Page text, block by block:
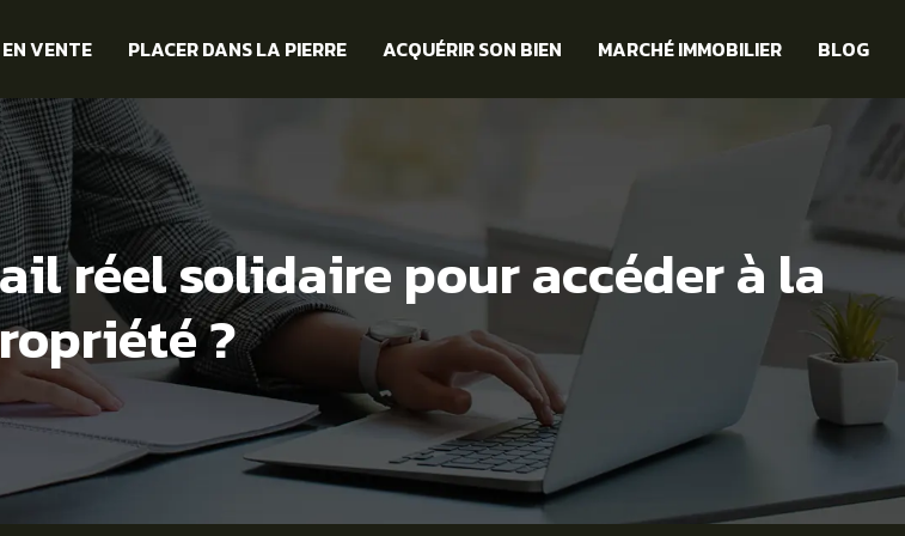
VENTE PLACER DANS LA PIERRE ACQUÉRIR SON BIEN MARCHÉ IMMOBILIER BLOG
réel solidaire pour accéder à la
?